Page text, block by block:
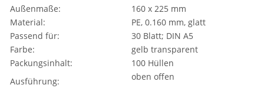
Außenmaße:
160 x 225 mm
Material:
PE, 0.160 mm, glatt
Passend für:
30 Blatt; DIN A5
Farbe:
gelb transparent
Packungsinhalt:
100 Hüllen
Ausführung:
oben offen